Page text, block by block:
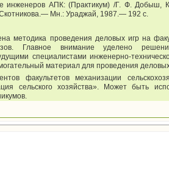
инженеров АПК: (Практикум) /Г. Ф.
Мн.: Ураджай, 1987.— 192 с.
методика проведения деловых игр на
Главное внимание уделено
специалистами инженерно-
материал для проведения
факультетов механизации
сельского хозяйства». Может быть